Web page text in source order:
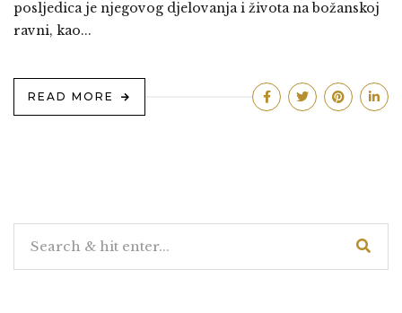
posljedica je njegovog djelovanja i života na božanskoj
ravni, kao...
READ MORE